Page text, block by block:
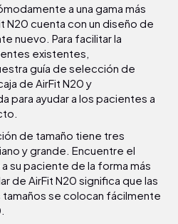
a una gama más
N20 cuenta con un diseño de
nuevo. Para facilitar la
existentes,
guía de selección de
de AirFit N20 y
para ayudar a los pacientes a
de tamaño tiene tres
y grande. Encuentre el
su paciente de la forma más
de AirFit N20 significa que las
se colocan fácilmente